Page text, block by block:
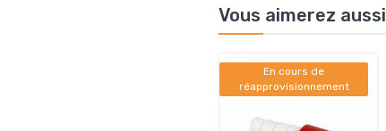
Vous aimerez aussi
En cours de
réapprovisionnement